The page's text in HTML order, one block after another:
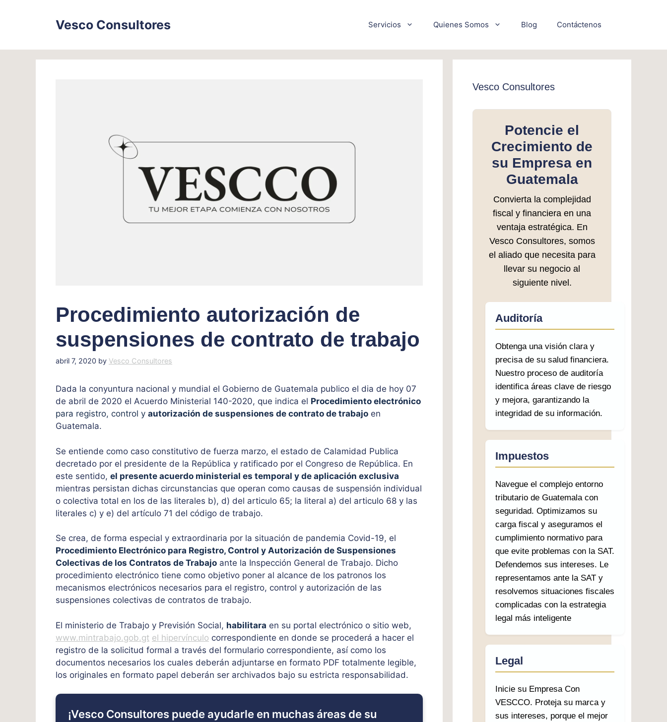
Vesco Consultores Servicios Quienes Somos Blog Contáctenos
Procedimiento autorización de
suspensiones de contrato de trabajo
abril 7, 2020 by Vesco Consultores
Dada la conyuntura nacional y mundial el Gobierno de Guatemala publico el dia de hoy 07
de abril de 2020 el Acuerdo Ministerial 140-2020, que indica el Procedimiento electrónico
para registro, control y autorización de suspensiones de contrato de trabajo en
Guatemala.
Se entiende como caso constitutivo de fuerza marzo, el estado de Calamidad Publica
decretado por el presidente de la República y ratificado por el Congreso de República. En
este sentido, el presente acuerdo ministerial es temporal y de aplicación exclusiva
mientras persistan dichas circunstancias que operan como causas de suspensión individual
o colectiva total en los de las literales b), d) del articulo 65; la literal a) del articulo 68 y las
literales c) y e) del artículo 71 del código de trabajo.
Se crea, de forma especial y extraordinaria por la situación de pandemia Covid-19, el
Procedimiento Electrónico para Registro, Control y Autorización de Suspensiones
Colectivas de los Contratos de Trabajo ante la Inspección General de Trabajo. Dicho
procedimiento electrónico tiene como objetivo poner al alcance de los patronos los
mecanismos electrónicos necesarios para el registro, control y autorización de las
suspensiones colectivas de contratos de trabajo.
El ministerio de Trabajo y Previsión Social, habilitara en su portal electrónico o sitio web,
www.mintrabajo.gob.gt el hipervínculo correspondiente en donde se procederá a hacer el
registro de la solicitud formal a través del formulario correspondiente, así como los
documentos necesarios los cuales deberán adjuntarse en formato PDF totalmente legible,
los originales en formato papel deberán ser archivados bajo su estricta responsabilidad.
¡Vesco Consultores puede ayudarle en muchas áreas de su
Vesco Consultores
Potencie el
Crecimiento de
su Empresa en
Guatemala
Convierta la complejidad
fiscal y financiera en una
ventaja estratégica. En
Vesco Consultores, somos
el aliado que necesita para
llevar su negocio al
siguiente nivel.
Auditoría
Obtenga una visión clara y
precisa de su salud financiera.
Nuestro proceso de auditoría
identifica áreas clave de riesgo
y mejora, garantizando la
integridad de su información.
Impuestos
Navegue el complejo entorno
tributario de Guatemala con
seguridad. Optimizamos su
carga fiscal y aseguramos el
cumplimiento normativo para
que evite problemas con la SAT.
Defendemos sus intereses. Le
representamos ante la SAT y
resolvemos situaciones fiscales
complicadas con la estrategia
legal más inteligente
Legal
Inicie su Empresa Con
VESCCO. Proteja su marca y
sus intereses, porque el mejor